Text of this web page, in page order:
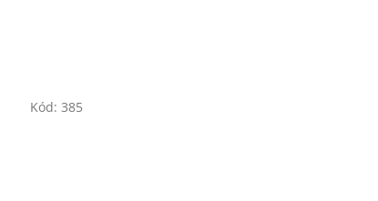
Kód:385